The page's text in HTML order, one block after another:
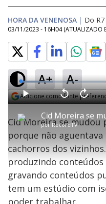
HORA DA VENENOSA | Do R7
03/11/2023 - 16H04 (ATUALIZADO
A+ A-
Adicione como fonte
l
por RecordTV
P V
t
a
r
0
s
e
g
n
d
o
s
A
n
ç
a
1
s
e
u
n
d
o
s
L
o
a
d
e
1
.
0
5
Cid Moreira se mudou
porque não
cachorros dos
produzindo conteúdos
gravando conteúdos
tem um estúdio com
poder trabalhar.